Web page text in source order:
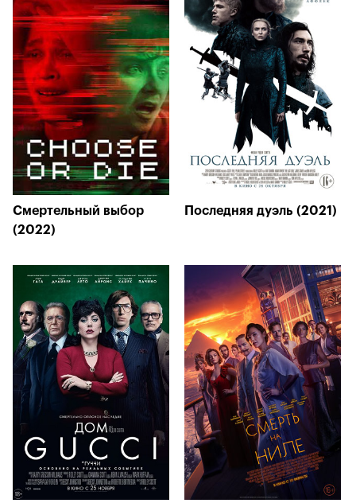
Смертельный выбор
(2022)
Последняя дуэль (2021)